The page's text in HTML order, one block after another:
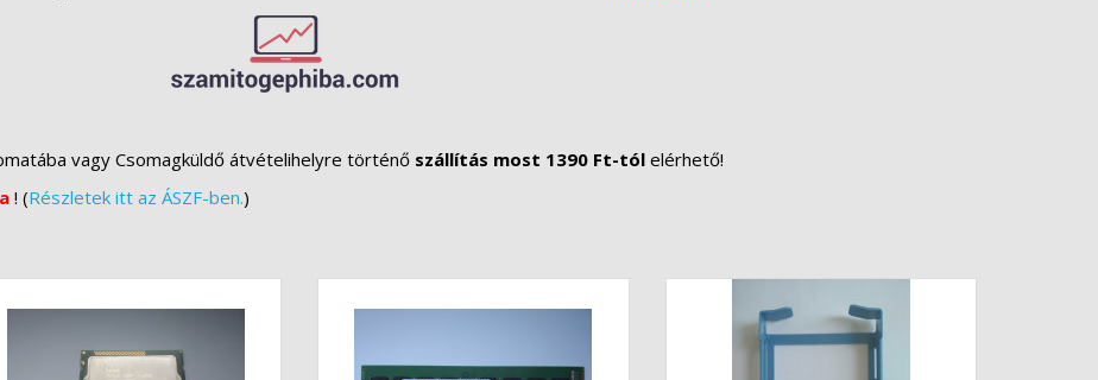
vagy Csomagküldő átvételihelyre történő szállítás most 1390 Ft-tól elérhető!
! (Részletek itt az ÁSZF-ben.)